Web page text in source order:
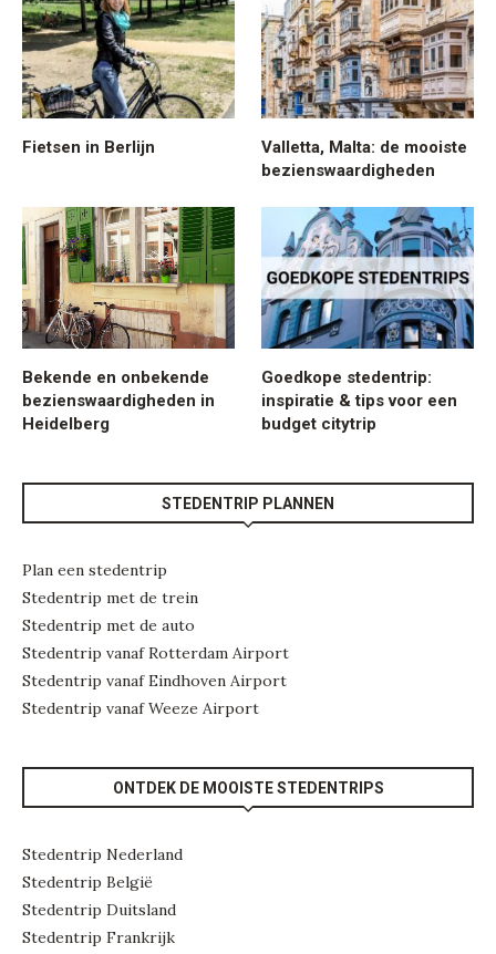
Fietsen in Berlijn
Valletta, Malta: de mooiste
bezienswaardigheden
Bekende en onbekende
bezienswaardigheden in
Heidelberg
Goedkope stedentrip:
inspiratie & tips voor een
budget citytrip
STEDENTRIP PLANNEN
Plan een stedentrip
Stedentrip met de trein
Stedentrip met de auto
Stedentrip vanaf Rotterdam Airport
Stedentrip vanaf Eindhoven Airport
Stedentrip vanaf Weeze Airport
ONTDEK DE MOOISTE STEDENTRIPS
Stedentrip Nederland
Stedentrip België
Stedentrip Duitsland
Stedentrip Frankrijk